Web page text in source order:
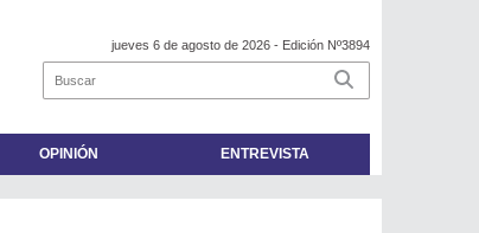
jueves 6 de agosto de 2026 - Edición Nº3894
OPINIÓN ENTREVISTA